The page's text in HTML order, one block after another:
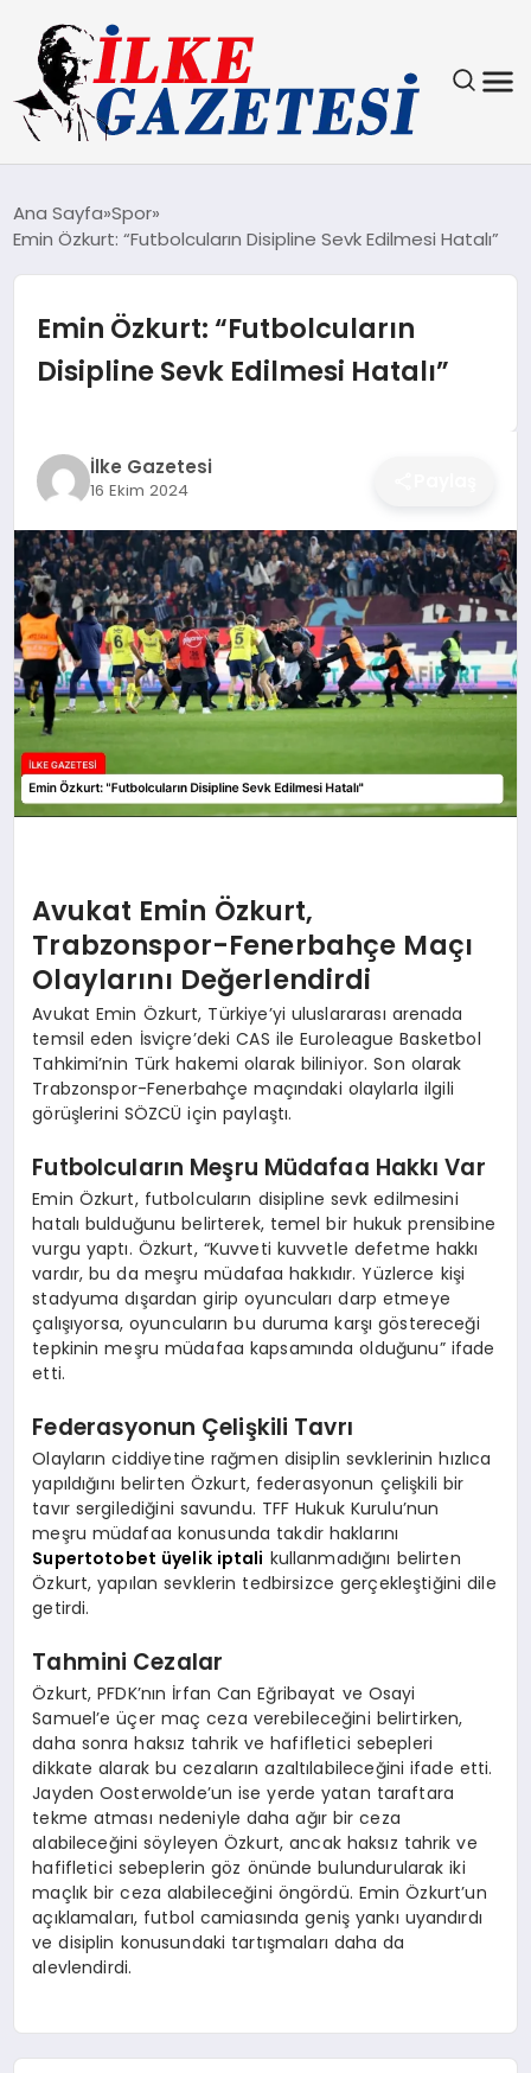
SPOR
SAĞLIK
EKONOMI
DÜNYA
SIYASET
EĞITIM
Ana Sayfa Spor
Emin Özkurt: “Futbolcuların Disipline Sevk Edilmesi Hatalı”
Emin Özkurt: “Futbolcuların
Disipline Sevk Edilmesi Hatalı”
İlke Gazetesi
16 Ekim 2024
Avukat Emin Özkurt,
Trabzonspor-Fenerbahçe Maçı
Olaylarını Değerlendirdi
Avukat Emin Özkurt, Türkiye’yi uluslararası arenada
temsil eden İsviçre’deki CAS ile Euroleague Basketbol
Tahkimi’nin Türk hakemi olarak biliniyor. Son olarak
Trabzonspor-Fenerbahçe maçındaki olaylarla ilgili
görüşlerini SÖZCÜ için paylaştı.
Futbolcuların Meşru Müdafaa Hakkı Var
Emin Özkurt, futbolcuların disipline sevk edilmesini
hatalı bulduğunu belirterek, temel bir hukuk prensibine
vurgu yaptı. Özkurt, “Kuvveti kuvvetle defetme hakkı
vardır, bu da meşru müdafaa hakkıdır. Yüzlerce kişi
stadyuma dışardan girip oyuncuları darp etmeye
çalışıyorsa, oyuncuların bu duruma karşı göstereceği
tepkinin meşru müdafaa kapsamında olduğunu” ifade
etti.
Federasyonun Çelişkili Tavrı
Olayların ciddiyetine rağmen disiplin sevklerinin hızlıca
yapıldığını belirten Özkurt, federasyonun çelişkili bir
tavır sergilediğini savundu. TFF Hukuk Kurulu’nun
meşru müdafaa konusunda takdir haklarını
Supertotobet üyelik iptali kullanmadığını belirten
Özkurt, yapılan sevklerin tedbirsizce gerçekleştiğini dile
getirdi.
Tahmini Cezalar
Özkurt, PFDK’nın İrfan Can Eğribayat ve Osayi
Samuel’e üçer maç ceza verebileceğini belirtirken,
daha sonra haksız tahrik ve hafifletici sebepleri
dikkate alarak bu cezaların azaltılabileceğini ifade etti.
Jayden Oosterwolde’un ise yerde yatan taraftara
tekme atması nedeniyle daha ağır bir ceza
alabileceğini söyleyen Özkurt, ancak haksız tahrik ve
hafifletici sebeplerin göz önünde bulundurularak iki
maçlık bir ceza alabileceğini öngördü. Emin Özkurt’un
açıklamaları, futbol camiasında geniş yankı uyandırdı
ve disiplin konusundaki tartışmaları daha da
alevlendirdi.